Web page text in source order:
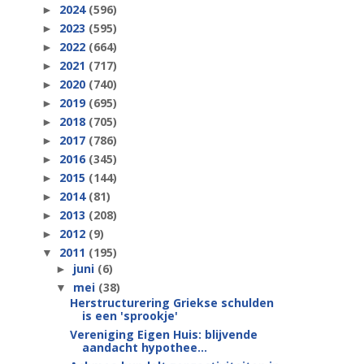
► 2024 (596)
► 2023 (595)
► 2022 (664)
► 2021 (717)
► 2020 (740)
► 2019 (695)
► 2018 (705)
► 2017 (786)
► 2016 (345)
► 2015 (144)
► 2014 (81)
► 2013 (208)
► 2012 (9)
▼ 2011 (195)
► juni (6)
▼ mei (38)
Herstructurering Griekse schulden
is een 'sprookje'
Vereniging Eigen Huis: blijvende
aandacht hypothee...